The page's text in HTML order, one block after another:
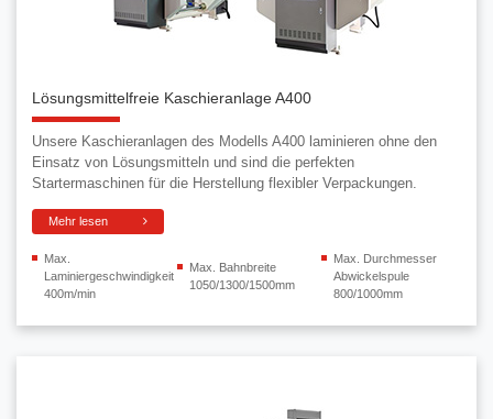
Lösungsmittelfreie Kaschieranlage A400
Unsere Kaschieranlagen des Modells A400 laminieren ohne den
Einsatz von Lösungsmitteln und sind die perfekten
Startermaschinen für die Herstellung flexibler Verpackungen.
Mehr lesen
Max.
Laminiergeschwindigkeit
400m/min
Max. Bahnbreite
1050/1300/1500mm
Max. Durchmesser
Abwickelspule
800/1000mm